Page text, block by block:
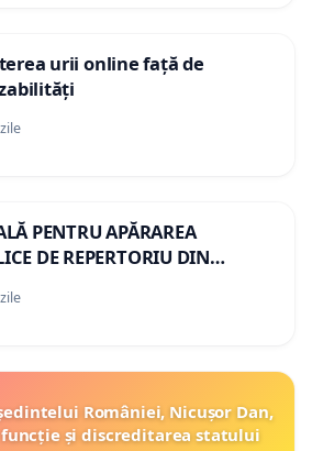
urii online față de
PENTRU APĂRAREA
DE REPERTORIU DIN
României, Nicușor Dan,
și discreditarea statului